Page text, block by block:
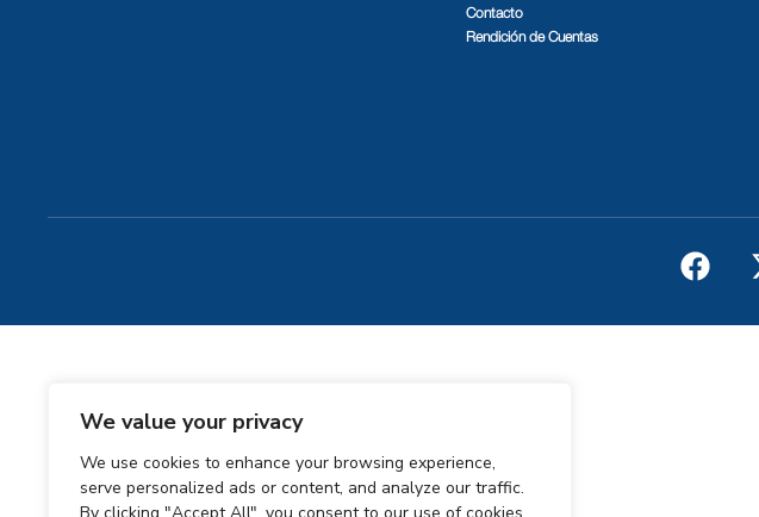
We value your privacy
We use cookies to enhance your browsing experience,
serve personalized ads or content, and analyze our traffic.
Contacto
Rendición de Cuentas